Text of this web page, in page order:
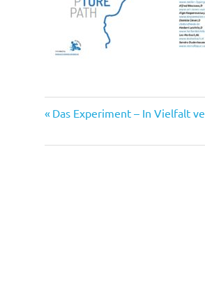
Vorheriger
Das Experiment – In Vielfalt